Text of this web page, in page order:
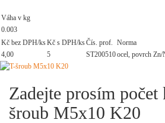
Váha v kg
0.003
Kč bez DPH/ksKč s DPH/ksČís. prof. Norma
4,00
5 ST200510ocel, povrch Zn/
Zadejte prosím počet
šroub M5x10 K20